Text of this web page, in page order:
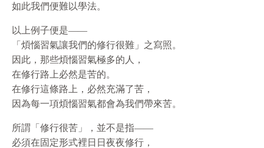
如此我們便難以學法。
以上例子便是——
「煩惱習氣讓我們的修行很難」之寫照。
因此，那些煩惱習氣極多的人，
在修行路上必然是苦的。
在修行這條路上，必然充滿了苦，
因為每一項煩惱習氣都會為我們帶來苦。
所謂「修行很苦」，並不是指——
必須在固定形式裡日日夜夜修行，